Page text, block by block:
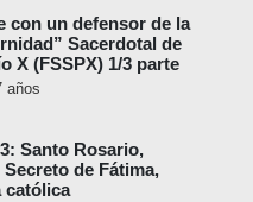
con un defensor de la
Sacerdotal de
X (FSSPX) 1/3 parte
años
Santo Rosario,
Secreto de Fátima,
católica